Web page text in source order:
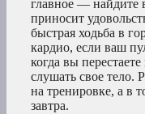
главное — найдите
приносит
быстрая ходьба в
кардио, если ваш
когда вы
слушать свое тело.
на тренировке, а в
завтра.